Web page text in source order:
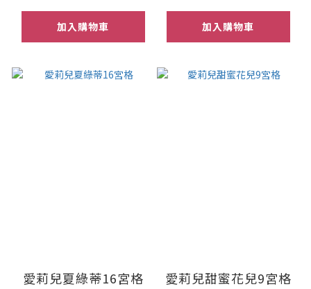
加入購物車 加入購物車
愛莉兒夏綠蒂16宮格 愛莉兒甜蜜花兒9宮格